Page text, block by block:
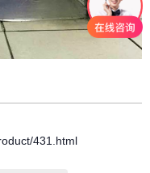
431.html